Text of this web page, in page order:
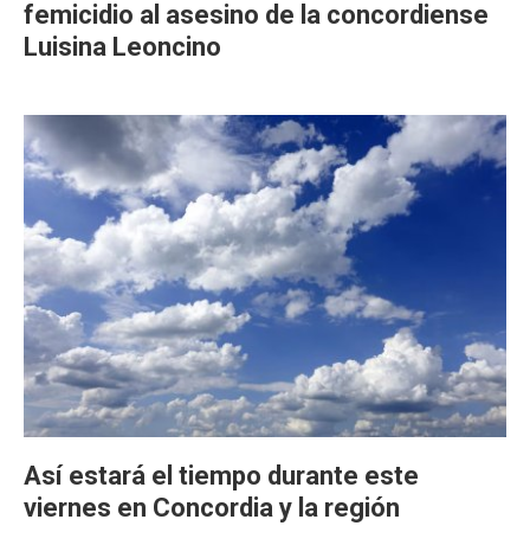
femicidio al asesino de la concordiense
Luisina Leoncino
Así estará el tiempo durante este
viernes en Concordia y la región